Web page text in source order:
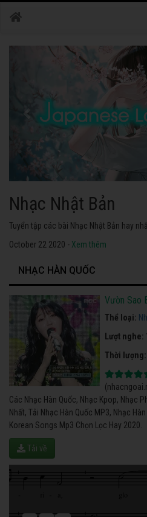
Nhạc Nhật Bản
Tuyển tập các bài Nhạc Nhật Bản hay
October 22 2020 - Xem thêm
NHẠC HÀN QUỐC
Vườn Sao
Thể loại:
Lượt nghe:
Thời lượng:
Các Nhạc Hàn Quốc, Nhạc Kpop, Nhạc
Nhất, Tải Nhạc Hàn Quốc MP3, Nhạc
Korean Songs Mp3 Chọn Lọc Hay 2020.
Tải về